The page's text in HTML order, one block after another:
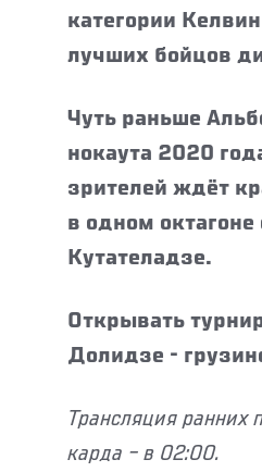
категории
лучших бойцов
Чуть раньше
нокаута 2020
зрителей ждёт
в одном
Кутателадзе.
Открывать
Долидзе -
Трансляция ранних
карда – в 02:00.